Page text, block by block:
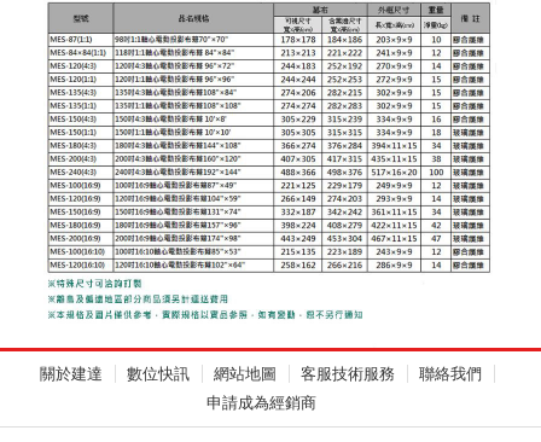
關於建達 數位快訊 網站地圖 客服技術服務
聯絡我們
申請成為經銷商